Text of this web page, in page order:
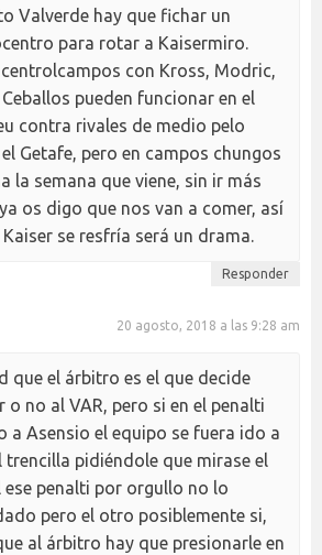
Valverde hay que fichar un
para rotar a Kaisermiro.
con Kross, Modric,
pueden funcionar en el
contra rivales de medio pelo
Getafe, pero en campos chungos
la semana que viene, sin ir más
os digo que nos van a comer, así
Kaiser se resfría será un drama.
Responder
20 agosto, 2018 a las 9:28 am
que el árbitro es el que decide
o no al VAR, pero si en el penalti
a Asensio el equipo se fuera ido a
trencilla pidiéndole que mirase el
ese penalti por orgullo no lo
pero el otro posiblemente si,
al árbitro hay que presionarle en